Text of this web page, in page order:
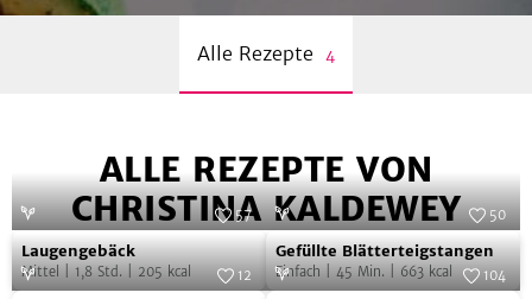
Alle Rezepte 4
ALLE REZEPTE VON
CHRISTINA KALDEWEY
Laugengebäck
57
Laugengebäck
Mittel 1,8 Std. 205 kcal
Gefüllte
Blätterteigstangen
50
Gefüllte Blätterteigstangen
Einfach 45 Min. 663 kcal
12 104